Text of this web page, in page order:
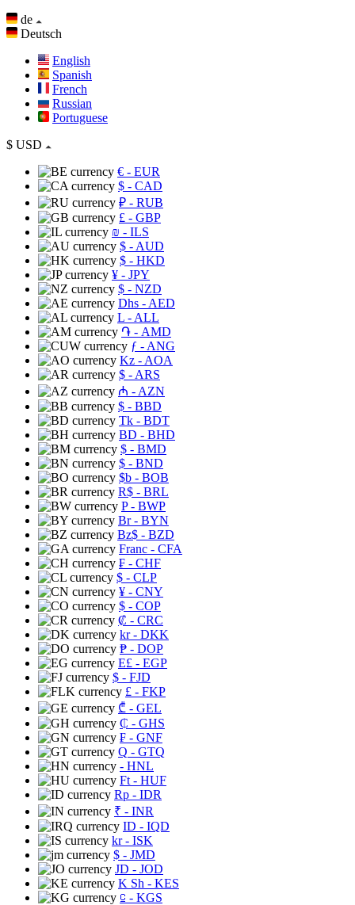
de
Deutsch
English
Spanish
French
Russian
Portuguese
$ USD
€ - EUR
$ - CAD
₽ - RUB
£ - GBP
₪ - ILS
$ - AUD
$ - HKD
¥ - JPY
$ - NZD
Dhs - AED
L - ALL
֏ - AMD
ƒ - ANG
Kz - AOA
$ - ARS
₼ - AZN
$ - BBD
Tk - BDT
BD - BHD
$ - BMD
$ - BND
$b - BOB
R$ - BRL
P- BWP
Br- BYN
Bz$ - BZD
Franc - CFA
₣ - CHF
$ - CLP
¥ - CNY
$ - COP
₡ - CRC
kr- DKK
₱ - DOP
E£ - EGP
$ - FJD
£ - FKP
₾ - GEL
₵ - GHS
₣ - GNF
Q - GTQ
- HNL
Ft - HUF
Rp - IDR
₹ - INR
ID - IQD
kr- ISK
$ - JMD
JD - JOD
K Sh - KES
⃀ - KGS